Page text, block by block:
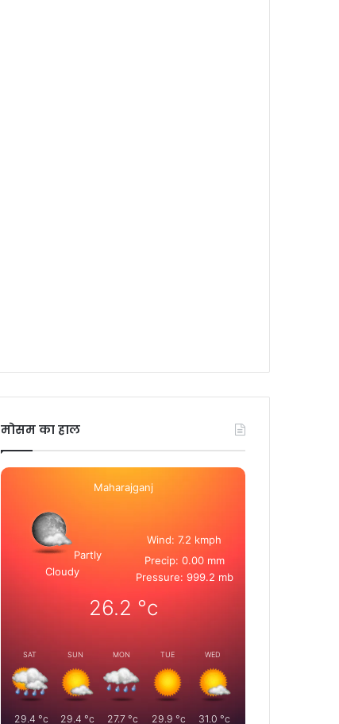
मोसम का हाल
Maharajganj
Partly
Cloudy
Wind: 7.2 kmph
Precip: 0.00 mm
Pressure: 999.2 mb
26.2 °c
SAT
29.4 °c
SUN
29.4 °c
MON
27.7 °c
TUE
29.9 °c
WED
31.0 °c